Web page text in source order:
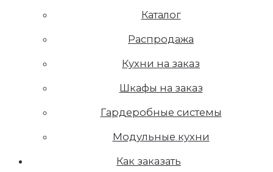
Каталог
Распродажа
Кухни на заказ
Шкафы на заказ
Гардеробные системы
Модульные кухни
Как заказать